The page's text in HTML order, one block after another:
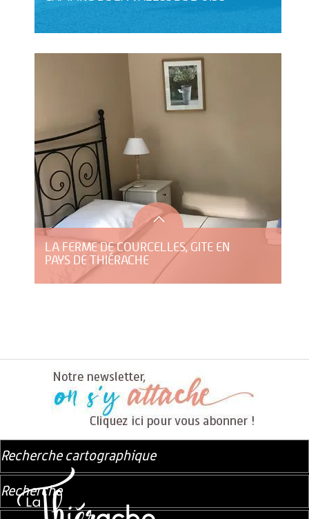
LA FERME DE COURCELLES, GITE EN
PAYS DE THIÉRACHE
Recherche cartographique
Recherche